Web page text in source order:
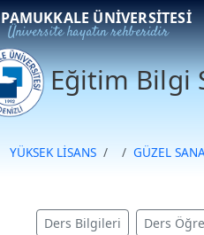
PAMUKKALE ÜNIVERSITESI
Üniversite hayatın rehberidir
Eğitim Bilgi
YÜKSEK LİSANS GÜZEL
Ders Bilgileri Ders